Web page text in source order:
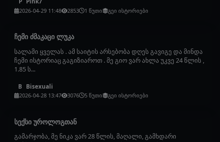
2026-04-29 11:48 2853 1 წუთი გეი ისტორიები
ჩემი ძმაკაცი ლუკა
სალამი ყველას . ამ საიტის არსებობა დღეს გავიგე და მინდა
ჩემი ისტორიაც გაგიზიაროთ . მე გიო ვარ ახლა უკვე 24 წლის ,
1.85 ს...
B Bisexuali
2026-04-28 13:47 3076 5 წუთი გეი ისტორიები
სექსი უროლოგთან
გამარჯობა, მე ნიკა ვარ 28 წლის, მაღალი, გამხდარი